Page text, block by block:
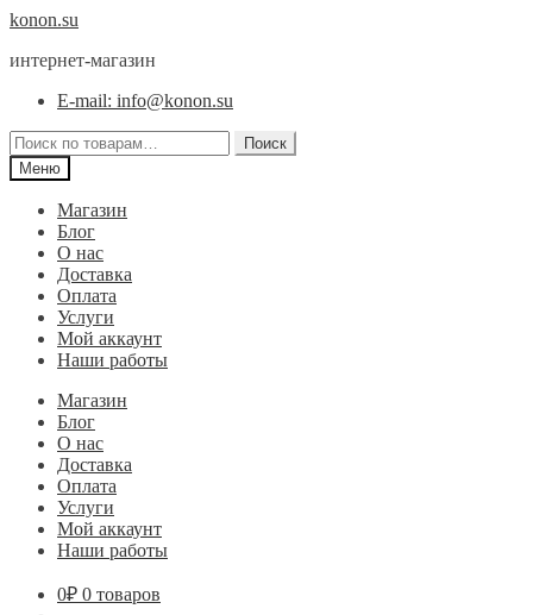
Перейти
навигации
Перейти
содержимому
konon.su
интернет-магазин
E-mail: info@konon.su
Искать:
Поиск
Меню
Магазин
Блог
О нас
Доставка
Оплата
Услуги
Мой аккаунт
Наши работы
Магазин
Блог
О нас
Доставка
Оплата
Услуги
Мой аккаунт
Наши работы
0₽ 0 товаров